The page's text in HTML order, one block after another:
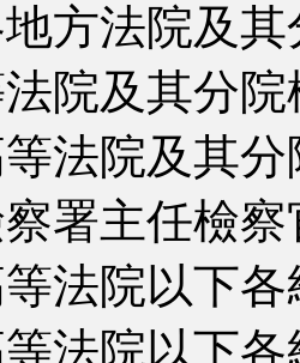
法院及其
院及其分
院及其分
署主任檢
院以下各
法院以下